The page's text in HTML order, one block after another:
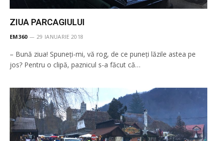
ZIUA PARCAGIULUI
EM360 29 IANUARIE 2018
– Bună ziua! Spuneți-mi, vă rog, de ce puneți lăzile astea pe
jos? Pentru o clipă, paznicul s-a făcut că…